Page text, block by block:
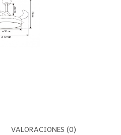
VALORACIONES (0)